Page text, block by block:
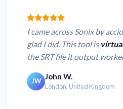
I came across Sonix by
glad I did. This tool is
the SRT file it output
JW John W.
London, United Kingdom